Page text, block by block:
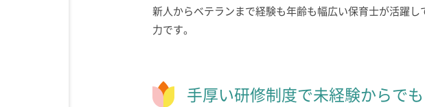
新人からベテランまで経験も年齢も幅広い保育士が活躍
力です。
手厚い研修制度で未経験からで